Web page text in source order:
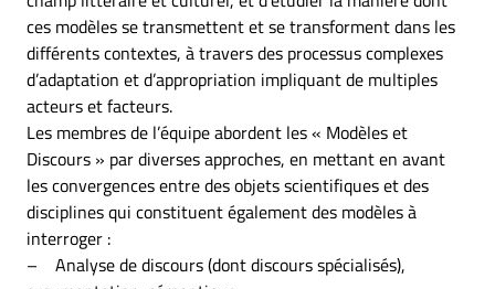
ces modèles se transmettent et se transforment dans les
différents contextes, à travers des processus complexes
d’adaptation et d’appropriation impliquant de multiples
acteurs et facteurs.
Les membres de l’équipe abordent les « Modèles et
Discours » par diverses approches, en mettant en avant
les convergences entre des objets scientifiques et des
disciplines qui constituent également des modèles à
interroger :
– Analyse de discours (dont discours spécialisés),